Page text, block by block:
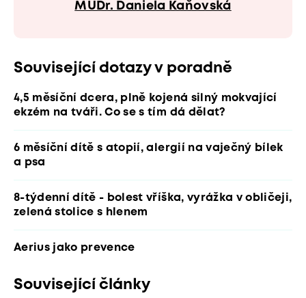
MUDr. Daniela Kaňovská
Související dotazy v poradně
4,5 měsíční dcera, plně kojená silný mokvající
ekzém na tváři. Co se s tím dá dělat?
6 měsíční dítě s atopií, alergií na vaječný bílek
a psa
8-týdenní dítě - bolest vříška, vyrážka v obličeji,
zelená stolice s hlenem
Aerius jako prevence
Související články